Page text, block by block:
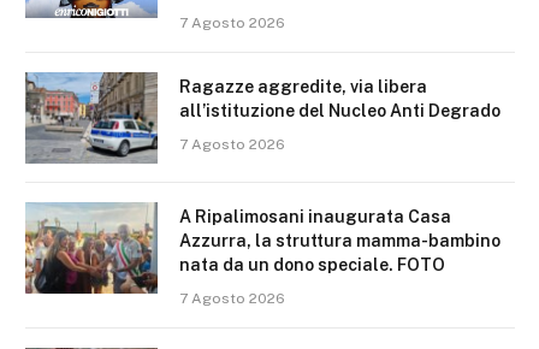
7 Agosto 2026
Ragazze aggredite, via libera
all’istituzione del Nucleo Anti Degrado
7 Agosto 2026
A Ripalimosani inaugurata Casa
Azzurra, la struttura mamma-bambino
nata da un dono speciale. FOTO
7 Agosto 2026